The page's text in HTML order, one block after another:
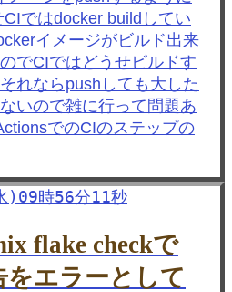
ではdocker buildしてい
イメージがビルド出来
でCIではどうせビルドす
れならpushしても大した
いので雑に行って問題あ
でのCIのステップの
)09時56分11秒
flake checkで
をエラーとして